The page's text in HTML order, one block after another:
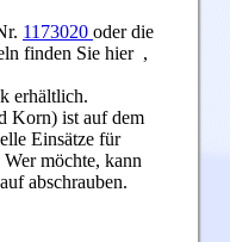
1173020 oder die
finden Sie hier ,
erhältlich.
Korn) ist auf dem
Einsätze für
möchte, kann
abschrauben.